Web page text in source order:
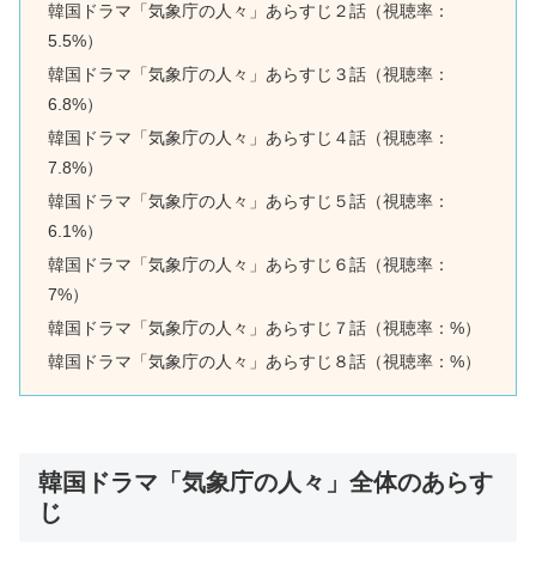
韓国ドラマ「気象庁の人々」あらすじ２話（視聴率：
5.5%）
韓国ドラマ「気象庁の人々」あらすじ３話（視聴率：
6.8%）
韓国ドラマ「気象庁の人々」あらすじ４話（視聴率：
7.8%）
韓国ドラマ「気象庁の人々」あらすじ５話（視聴率：
6.1%）
韓国ドラマ「気象庁の人々」あらすじ６話（視聴率：
7%）
韓国ドラマ「気象庁の人々」あらすじ７話（視聴率：%）
韓国ドラマ「気象庁の人々」あらすじ８話（視聴率：%）
韓国ドラマ「気象庁の人々」全体のあらす
じ